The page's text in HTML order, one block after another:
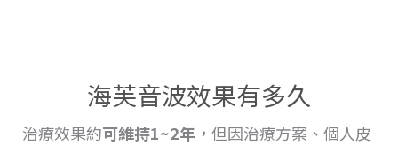
海芙音波效果有多久
治療效果約可維持1~2年 ，但因治療方案、個人皮